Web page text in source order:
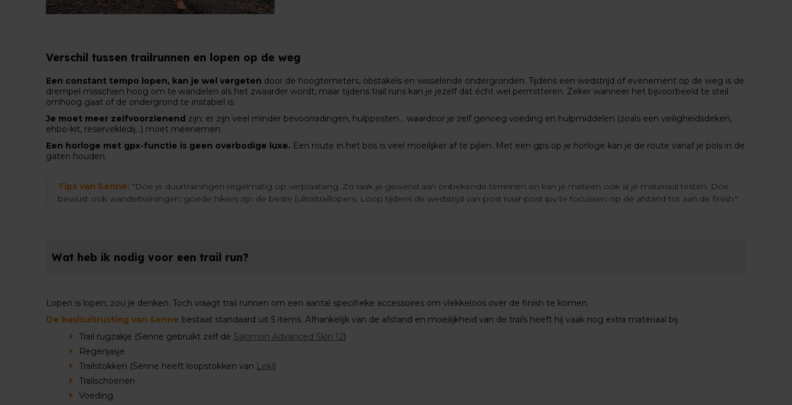
Verschil tussen trailrunnen en lopen op de weg
Een constant tempo lopen, kan je wel vergeten door de hoogtemeters, obstakels en wisselende ondergronden. Tijdens een wedstrijd of evenement op de weg is de
drempel misschien hoog om te wandelen als het zwaarder wordt, maar tijdens trail runs kan je jezelf dat écht wel permitteren. Zeker wanneer het bijvoorbeeld te steil
omhoog gaat of de ondergrond te instabiel is.
Je moet meer zelfvoorzienend zijn: er zijn veel minder bevoorradingen, hulpposten... waardoor je zelf genoeg voeding en hulpmiddelen (zoals een veiligheidsdeken,
ehbo-kit, reservekledij...) moet meenemen.
Een horloge met gpx-functie is geen overbodige luxe. Een route in het bos is veel moeilijker af te pijlen. Met een gps op je horloge kan je de route vanaf je pols in de
gaten houden.
Tips van Senne: "Doe je duurtrainingen regelmatig op verplaatsing. Zo raak je gewend aan onbekende terreinen en kan je meteen ook al je materiaal testen. Doe
bewust ook wandeltrainingen: goede hikers zijn de beste (ultra)traillopers. Loop tijdens de wedstrijd van post naar post ipv te focussen op de afstand tot aan de finish."
Wat heb ik nodig voor een trail run?
Lopen is lopen, zou je denken. Toch vraagt trail runnen om een aantal specifieke accessoires om vlekkeloos over de finish te komen.
De basisuitrusting van Senne bestaat standaard uit 5 items. Afhankelijk van de afstand en moeilijkheid van de trails heeft hij vaak nog extra materiaal bij.
Trail rugzakje (Senne gebruikt zelf de Salomon Advanced Skin 12)
Regenjasje
Trailstokken (Senne heeft loopstokken van Leki)
Trailschoenen
Voeding